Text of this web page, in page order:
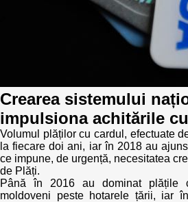
Inițiative desfășurate
Manual de proceduri
Note & poziții​
Organigrama IDIS
Laborator sociometric
Transparența guvernării locale
People Watch
Proces democratic
Crearea sistemului
impulsiona achitările
Volumul plăților cu cardul, efectuate
la fiecare doi ani, iar în 2018 au
ce impune, de urgență, necesitatea
de Plăți.
Până în 2016 au dominat plățile
moldoveni peste hotarele țării, iar